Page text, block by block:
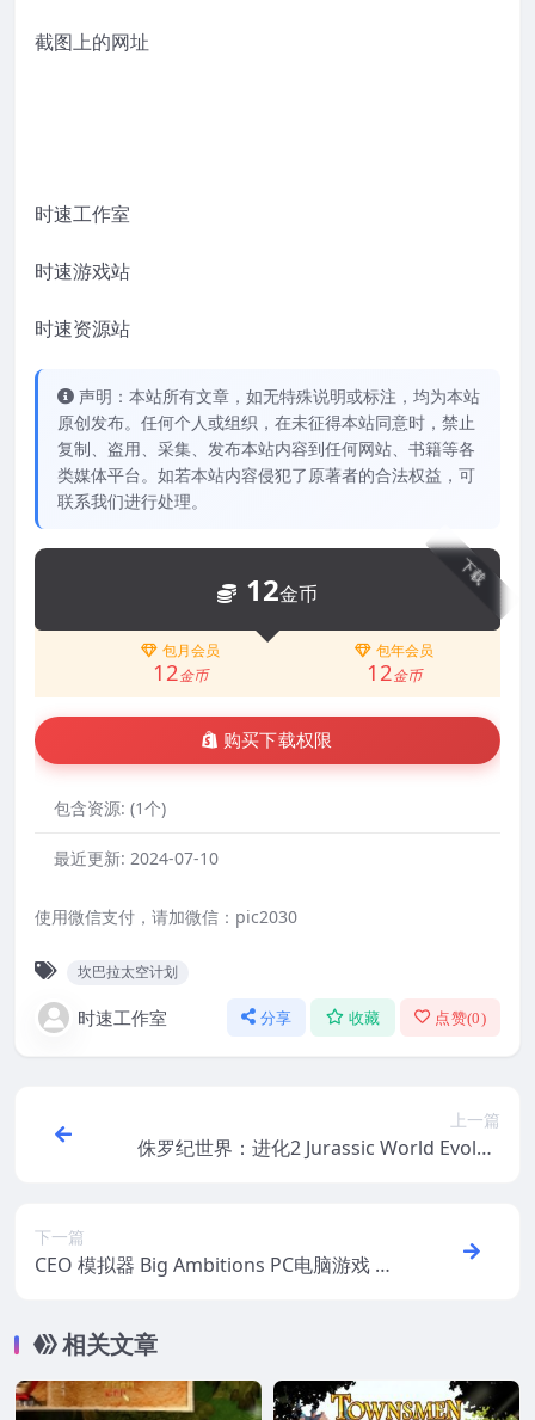
截图上的网址
时速工作室
时速游戏站
时速资源站
声明：本站所有文章，如无特殊说明或标注，均为本站
原创发布。任何个人或组织，在未征得本站同意时，禁止
复制、盗用、采集、发布本站内容到任何网站、书籍等各
类媒体平台。如若本站内容侵犯了原著者的合法权益，可
联系我们进行处理。
下载
12金币
包月会员
12金币
包年会员
12金币
购买下载权限
包含资源: (1个)
最近更新: 2024-07-10
使用微信支付，请加微信：pic2030
坎巴拉太空计划
时速工作室 分享 收藏 点赞(0)
上一篇
侏罗纪世界：进化2 Jurassic World Evoluti
下一篇
CEO 模拟器 Big Ambitions PC电脑游戏 适
相关文章